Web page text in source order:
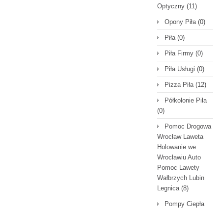
Optyczny (11)
Opony Piła(0)
Piła(0)
Piła Firmy (0)
Piła Usługi (0)
Pizza Piła(12)
Półkolonie Piła
(0)
Pomoc Drogowa
Wrocław Laweta
Holowanie we
Wrocławiu Auto
Pomoc Lawety
Wałbrzych Lubin
Legnica(8)
Pompy Ciepła